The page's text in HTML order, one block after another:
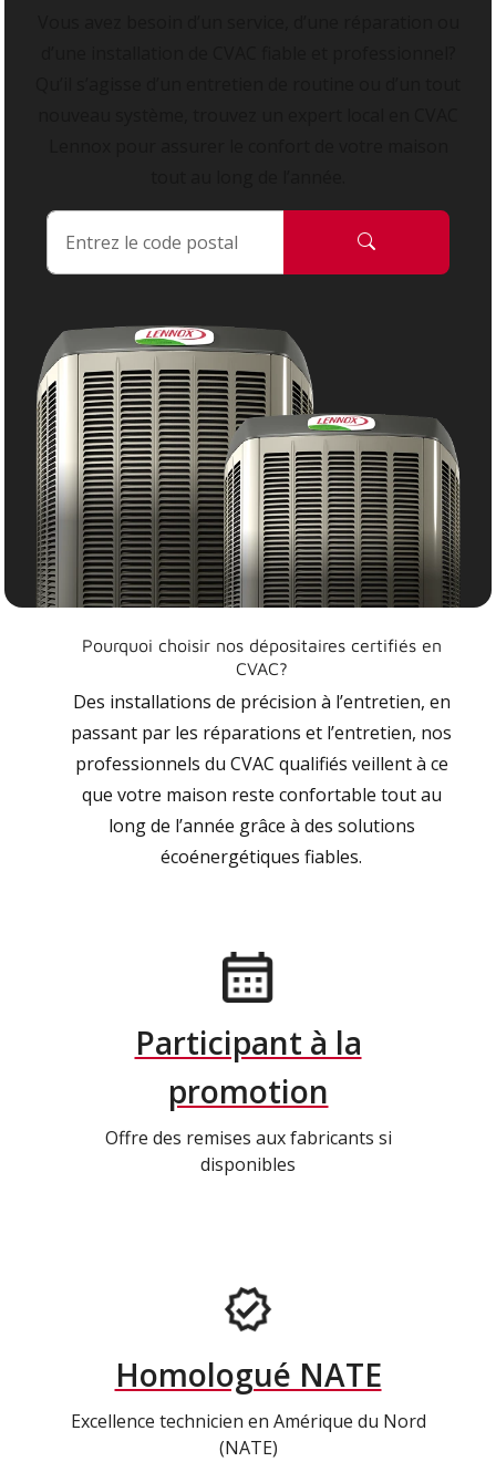
Pourquoi choisir nos dépositaires certifiés en
CVAC?
Des installations de précision à l’entretien, en
passant par les réparations et l’entretien, nos
professionnels du CVAC qualifiés veillent à ce
que votre maison reste confortable tout au
long de l’année grâce à des solutions
écoénergétiques fiables.
Participant à la
promotion
Offre des remises aux fabricants si
disponibles
Homologué NATE
Excellence technicien en Amérique du Nord
(NATE)